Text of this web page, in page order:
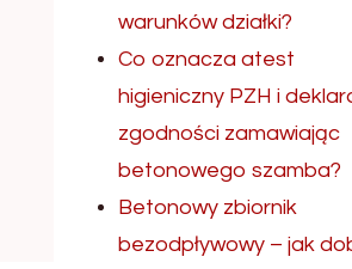
warunków działki?
Co oznacza atest
higieniczny PZH i
zgodności zamawiając
betonowego szamba?
Betonowy zbiornik
bezodpływowy – jak